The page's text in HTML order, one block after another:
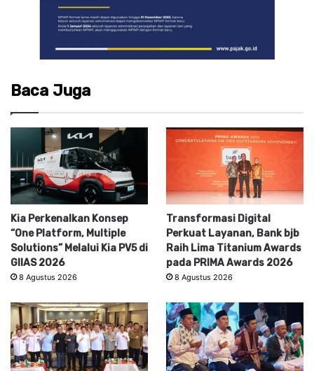
Baca Juga
Kia Perkenalkan Konsep
“One Platform, Multiple
Solutions” Melalui Kia PV5 di
GIIAS 2026
8 Agustus 2026
Transformasi Digital
Perkuat Layanan, Bank bjb
Raih Lima Titanium Awards
pada PRIMA Awards 2026
8 Agustus 2026